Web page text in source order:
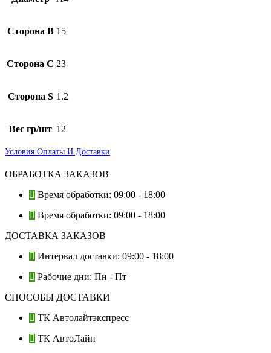
Сторона B 15
Сторона C 23
Сторона S 1.2
Вес гр/шт 12
Условия Оплаты И Доставки
ОБРАБОТКА ЗАКАЗОВ
Время обработки: 09:00 - 18:00
Время обработки: 09:00 - 18:00
ДОСТАВКА ЗАКАЗОВ
Интервал доставки: 09:00 - 18:00
Рабочие дни: Пн - Пт
СПОСОБЫ ДОСТАВКИ
ТК Автолайтэкспресс
ТК АвтоЛайн